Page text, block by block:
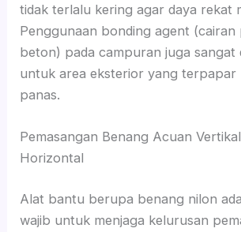
tidak terlalu kering agar daya rekat
Penggunaan bonding agent (cairan
beton) pada campuran juga sangat
untuk area eksterior yang terpapar
panas.
Pemasangan Benang Acuan
Horizontal
Alat bantu berupa benang nilon
wajib untuk menjaga kelurusan